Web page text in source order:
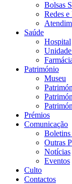
Bolsas
Redes e
Saúde
Hospital
Património
Museu
Prémios
Comunicação
Outras
Notícias
Eventos
Culto
Contactos